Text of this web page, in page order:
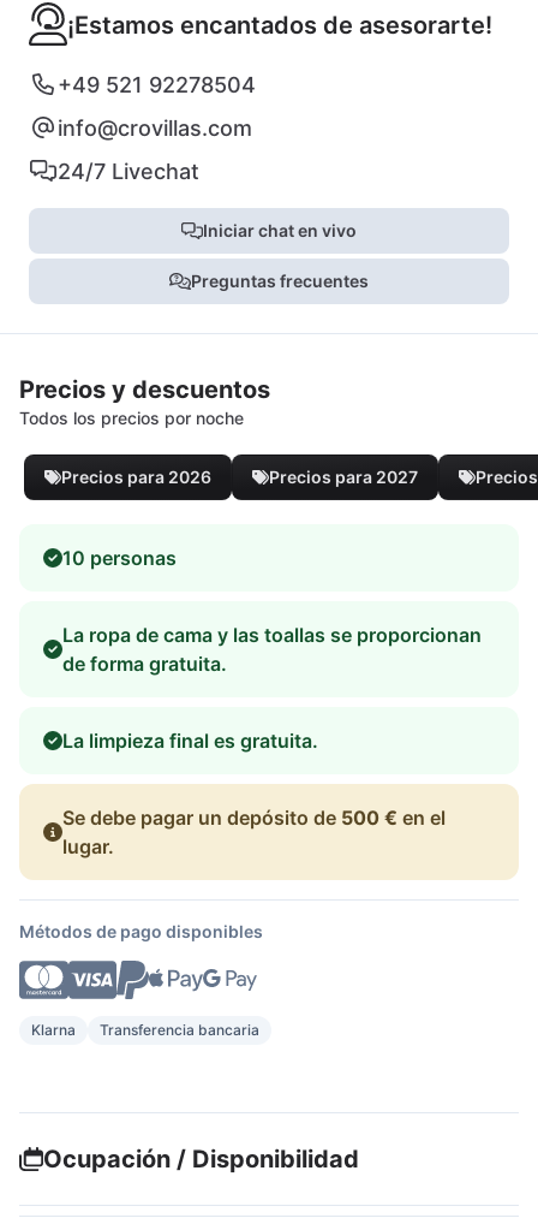
¡Estamos encantados de asesorarte!
+49 521 92278504
info@crovillas.com
24/7 Livechat
Iniciar chat en vivo
Preguntas frecuentes
Precios y descuentos
Todos los precios por noche
Precios para 2026 Precios para 2027
10 personas
La ropa de cama y las toallas se proporcionan
de forma gratuita.
La limpieza final es gratuita.
Se debe pagar un depósito de 500 € en el
lugar.
Métodos de pago disponibles
Klarna Transferencia bancaria
Ocupación / Disponibilidad